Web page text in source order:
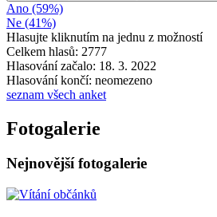
Ano (59%)
Ne (41%)
Hlasujte kliknutím na jednu z možností
Celkem hlasů: 2777
Hlasování začalo: 18. 3. 2022
Hlasování končí: neomezeno
seznam všech anket
Fotogalerie
Nejnovější fotogalerie